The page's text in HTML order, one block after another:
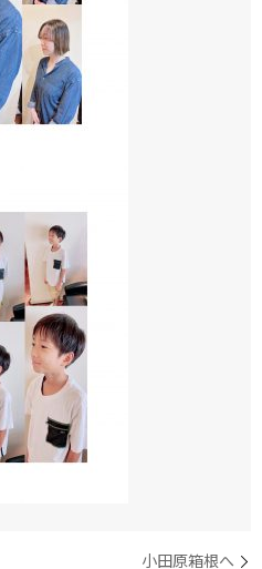
小田原箱根へ